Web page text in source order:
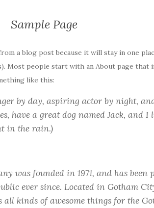
Sample Page
a blog post because it will stay in one
Most people start with an About page that
like this:
by day, aspiring actor by night,
have a great dog named Jack, and I
in the rain.)
was founded in 1971, and has been
ever since. Located in Gotham
all kinds of awesome things for the